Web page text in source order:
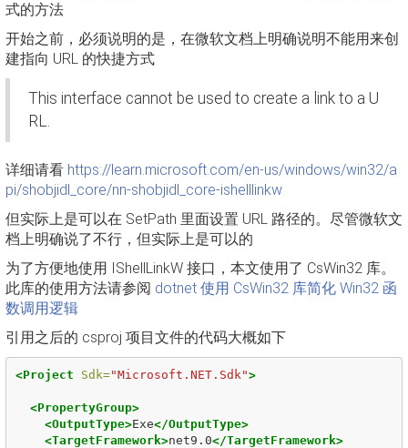
式的方法
开始之前，必须说明的是，在微软文档上明确说明不能用来创
建指向 URL 的快捷方式
This interface cannot be used to create a link to a U
RL.
详细请看 https://learn.microsoft.com/en-us/windows/win32/a
pi/shobjidl_core/nn-shobjidl_core-ishelllinkw
但实际上是可以在 SetPath 里面设置 URL 路径的。尽管微软文
档上明确说了不行，但实际上是可以的
为了方便地使用 IShellLinkW 接口，本文使用了 CsWin32 库。
此库的使用方法请参阅 dotnet 使用 CsWin32 库简化 Win32 函
数调用逻辑
引用之后的 csproj 项目文件的代码大概如下
<Project Sdk="Microsoft.NET.Sdk">
<PropertyGroup>
<OutputType>Exe</OutputType>
<TargetFramework>net9.0</TargetFramework>